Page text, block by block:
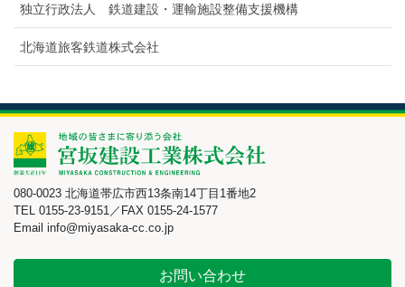
独立行政法人 鉄道建設・運輸施設整備支援機構
北海道旅客鉄道株式会社
080-0023 北海道帯広市西13条南14丁目1番地2
TEL 0155-23-9151／FAX 0155-24-1577
Email info@miyasaka-cc.co.jp
お問い合わせ